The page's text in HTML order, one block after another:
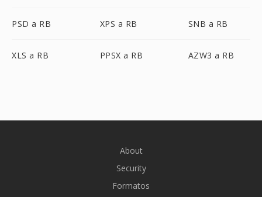
PSD a RB XPS a RB SNB a RB
XLS a RB PPSX a RB AZW3 a RB
About
Security
Formatos